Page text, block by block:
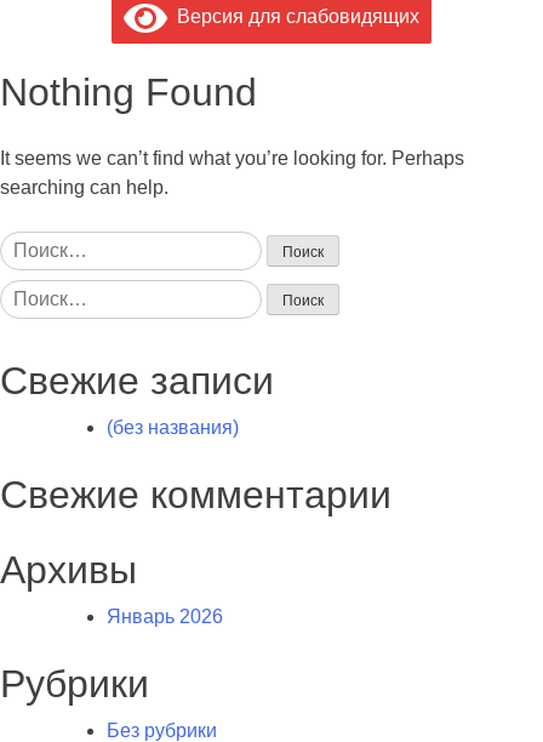
Версия для слабовидящих
Nothing Found
It seems we can’t find what you’re looking for. Perhaps
searching can help.
Найти:
Найти:
Свежие записи
(без названия)
Свежие комментарии
Архивы
Январь 2026
Рубрики
Без рубрики